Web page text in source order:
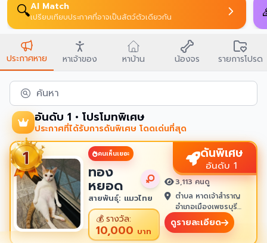
🙏บนสิ่งศักดิ์สิทธิ์ขอพร
ประกาศหาย หาเจ้าของ หาบ้าน น้องจร รายการโปรด
ค้นหา
อันดับ 1 • โปรโมทพิเศษ
ประกาศที่ได้รับการดันพิเศษ โดดเด่นที่สุด
คนเห็นเยอะ
ทอง
หยอด
สายพันธุ์: แมวไทย
💰รางวัล:
10,000 บาท
ดันพิเศษ
อันดับ 1
3,113 คนดู
ตำบล หาดเจ้าสำราญ
อำเภอเมืองเพชรบุรี
เพชรบุรี 76100
ดูรายละเอียด